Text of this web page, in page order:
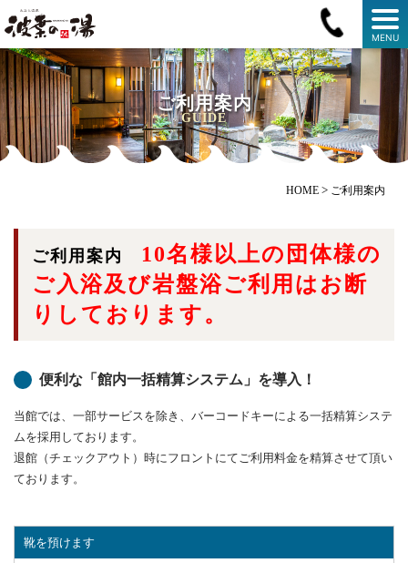
MENU
ご利用案内
GUIDE
HOME > ご利用案内
ご利用案内 10名様以上の団体様の
ご入浴及び岩盤浴ご利用はお断
りしております。
便利な「館内一括精算システム」を導入！
当館では、一部サービスを除き、バーコードキーによる一括精算システ
ムを採用しております。
退館（チェックアウト）時にフロントにてご利用料金を精算させて頂い
ております。
靴を預けます